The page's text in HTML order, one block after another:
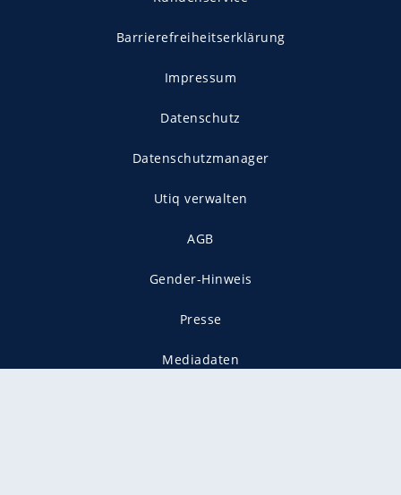
Barrierefreiheitserklärung
Impressum
Datenschutz
Datenschutzmanager
Utiq verwalten
AGB
Gender-Hinweis
Presse
Mediadaten